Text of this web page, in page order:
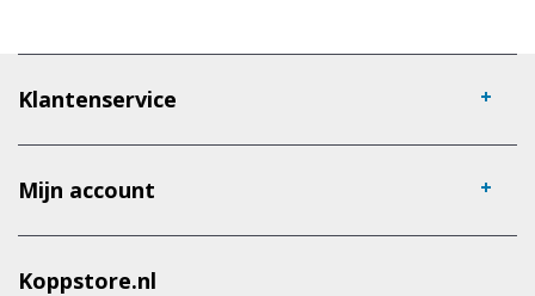
Klantenservice
Mijn account
Koppstore.nl